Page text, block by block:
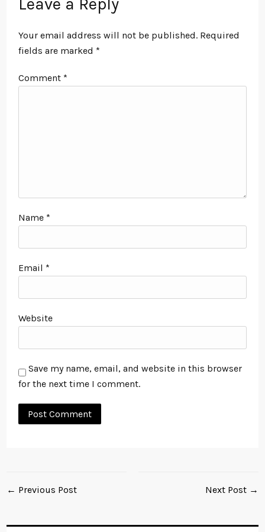
Your email address will not be published. Required
fields are marked *
Comment *
Name *
Email *
Website
Save my name, email, and website in this browser
for the next time I comment.
← Previous Post Next Post →